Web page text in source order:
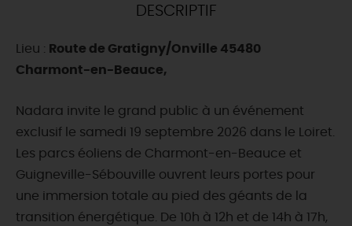
DESCRIPTIF
Lieu : Route de Gratigny/Onville 45480
Charmont-en-Beauce,
Nadara invite le grand public à un événement
exclusif le samedi 19 septembre 2026 dans le Loiret.
Les parcs éoliens de Charmont-en-Beauce et
Guigneville-Sébouville ouvrent leurs portes pour
une immersion totale au pied des géants de la
transition énergétique. De 10h à 12h et de 14h à 17h,